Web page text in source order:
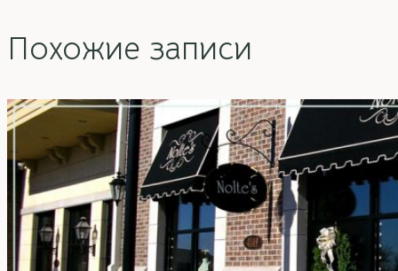
Похожие записи